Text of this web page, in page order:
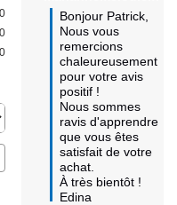
0
0
0
Bonjour Patrick,
Nous vous
remercions
chaleureusement
pour votre avis
positif !
Nous sommes
ravis d'apprendre
que vous êtes
satisfait de votre
achat.
À très bientôt !
Edina